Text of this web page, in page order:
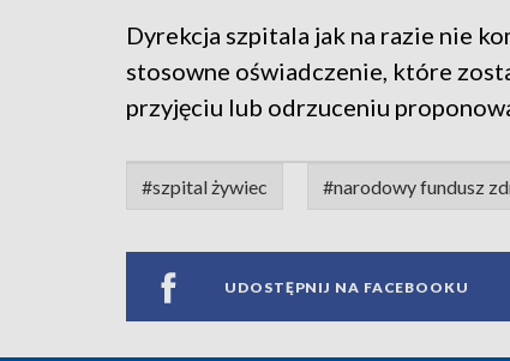
Dyrekcja szpitala jak na razie nie
stosowne oświadczenie, które
przyjęciu lub odrzuceniu
#szpital żywiec #narodowy fundusz
UDOSTĘPNIJ NA FACEBOOKU